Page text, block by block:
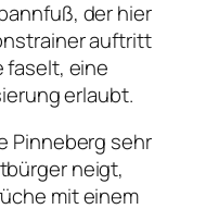
der hier
auftritt
faselt, eine
erlaubt.
Pinneberg sehr
neigt,
mit einem